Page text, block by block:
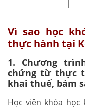
Vì sao học
thực hành tại
1. Chương
chứng từ thực
khai thuế, bám
Học viên khóa